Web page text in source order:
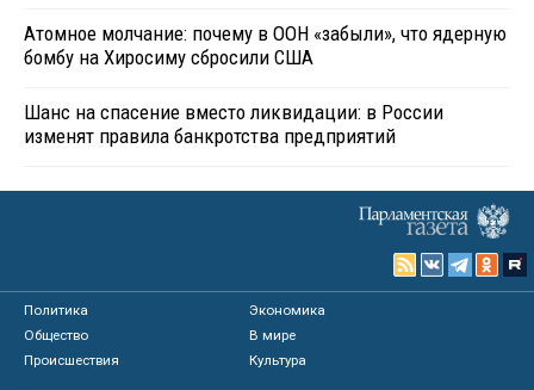
Атомное молчание: почему в ООН «забыли», что ядерную
бомбу на Хиросиму сбросили США
Шанс на спасение вместо ликвидации: в России
изменят правила банкротства предприятий
Политика
Экономика
Общество
В мире
Происшествия
Культура